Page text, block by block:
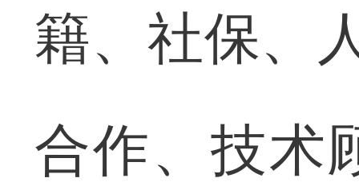
籍、社保、
合作、技术